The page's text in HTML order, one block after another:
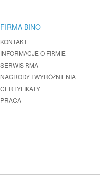
FIRMA BINO
KONTAKT
INFORMACJE O FIRMIE
SERWIS RMA
NAGRODY I WYRÓŻNIENIA
CERTYFIKATY
PRACA